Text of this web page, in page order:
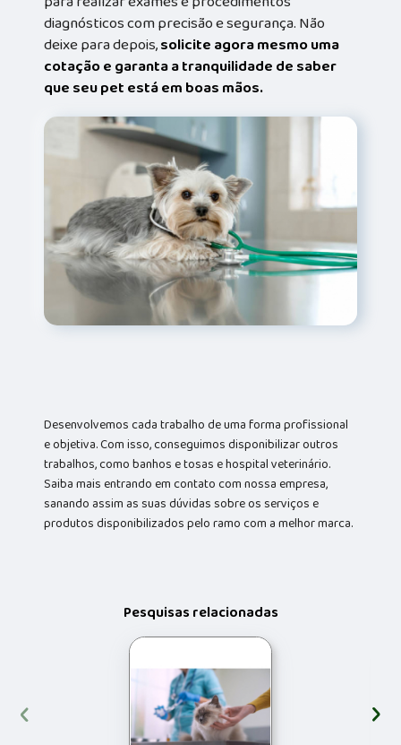
diagnósticos com precisão e segurança. Não
deixe para depois,solicite agora mesmo uma
cotação e garanta a tranquilidade de saber
que seu pet está em boas mãos.
Desenvolvemos cada trabalho de uma forma profissional
e objetiva. Com isso, conseguimos disponibilizar outros
trabalhos, como banhos e tosas e hospital veterinário.
Saiba mais entrando em contato com nossa empresa,
sanando assim as suas dúvidas sobre os serviços e
produtos disponibilizados pelo ramo com a melhor marca.
Pesquisas relacionadas
‹ ›